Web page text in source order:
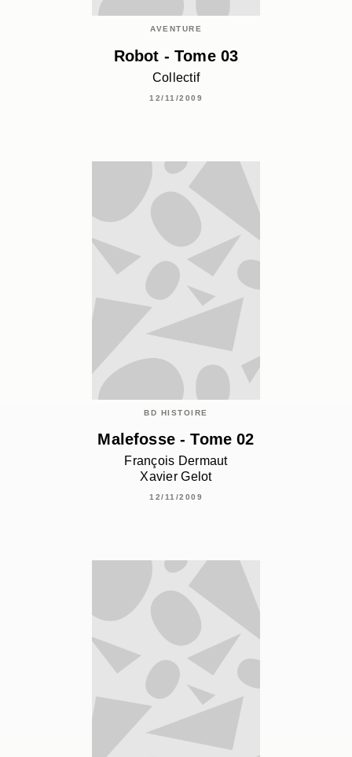
AVENTURE
Robot - Tome 03
Collectif
12/11/2009
BD HISTOIRE
Malefosse - Tome 02
François Dermaut
Xavier Gelot
12/11/2009